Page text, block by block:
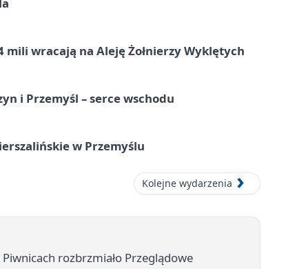
mili wracają na Aleję Żołnierzy Wyklętych
i Przemyśl – serce wschodu
w Przemyślu
Kolejne wydarzenia
rozbrzmiało Przeglądowe